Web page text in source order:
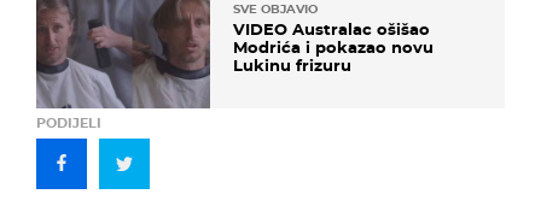
SVE OBJAVIO
VIDEO Australac ošišao
Modrića i pokazao novu
Lukinu frizuru
PODIJELI